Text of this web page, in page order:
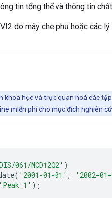
tin tổng thể và thông tin
do mây che phủ hoặc các
khoa học và trực quan hoá các
miễn phí cho mục đích nghiên
061/MCD12Q2' )
( '2001-01-01' , '2002-
'Peak_1' );